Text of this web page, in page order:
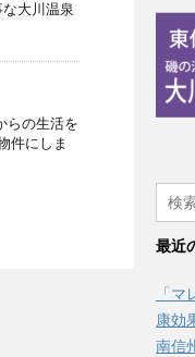
大川温泉
らの生活を
件にしま
最近
「
康効
南信